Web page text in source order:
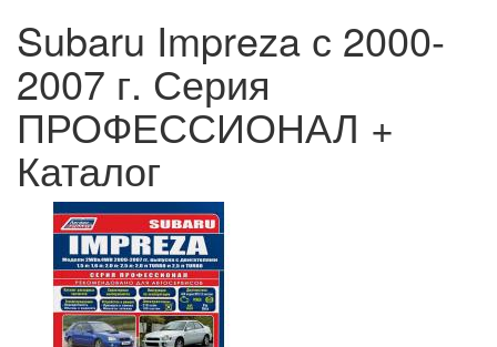
Subaru Impreza с 2000-
2007 г. Серия
ПРОФЕССИОНАЛ +
Каталог